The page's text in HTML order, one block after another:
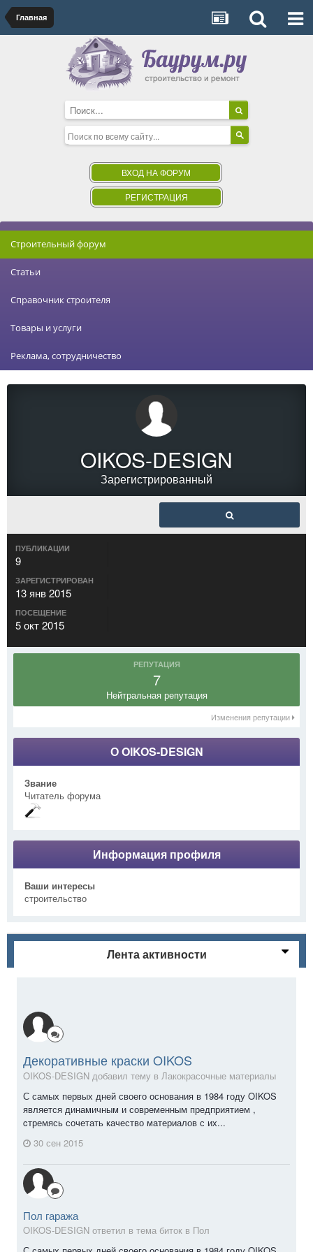
Главная
ВХОД НА ФОРУМ
РЕГИСТРАЦИЯ
Строительный форум
Статьи
Справочник строителя
Товары и услуги
Реклама, сотрудничество
OIKOS-DESIGN
Зарегистрированный
ПУБЛИКАЦИИ
9
ЗАРЕГИСТРИРОВАН
13 янв 2015
ПОСЕЩЕНИЕ
5 окт 2015
РЕПУТАЦИЯ
7
Нейтральная репутация
Изменения репутации
О OIKOS-DESIGN
Звание
Читатель форума
Информация профиля
Ваши интересы
строительство
Лента активности
Декоративные краски OIKOS
OIKOS-DESIGN добавил тему в Лакокрасочные материалы
С самых первых дней своего основания в 1984 году OIKOS
является динамичным и современным предприятием ,
cтремясь сочетать качество материалов с их...
30 сен 2015
Пол гаража
OIKOS-DESIGN ответил в тема биток в Пол